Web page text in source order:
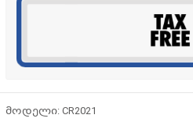
მოდელი: CR2021